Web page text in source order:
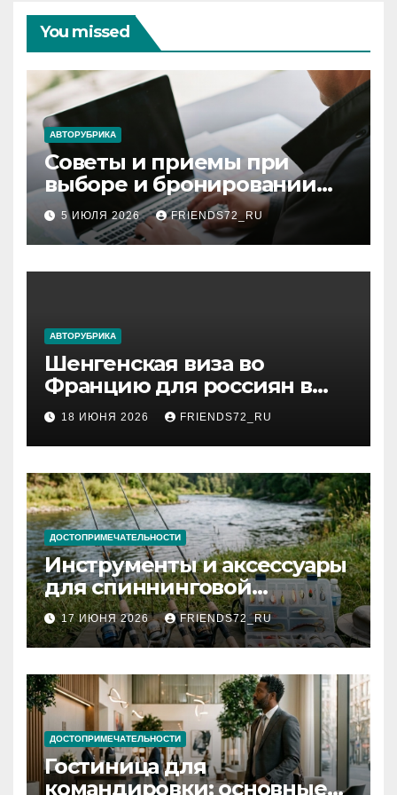
You missed
АВТОРУБРИКА
Советы и приемы при
выборе и бронировании
авиабилетов
5 ИЮЛЯ 2026 FRIENDS72_RU
АВТОРУБРИКА
Шенгенская виза во
Францию для россиян в
2026 году: сроки от 3 дней
и список необходимых
документов
18 ИЮНЯ 2026 FRIENDS72_RU
ДОСТОПРИМЕЧАТЕЛЬНОСТИ
Инструменты и аксессуары
для спиннинговой
рыбалки: назначение и
типы
17 ИЮНЯ 2026 FRIENDS72_RU
ДОСТОПРИМЕЧАТЕЛЬНОСТИ
Гостиница для
командировки: основные